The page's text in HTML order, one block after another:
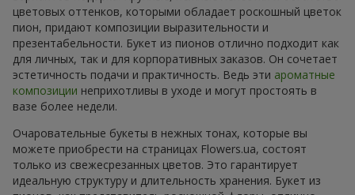
цветовых оттенков, которыми обладает роскошный цветок
пион, придают композиции выразительности и
презентабельности. Букет из пионов отлично подходит как
для личных, так и для корпоративных заказов. Он сочетает
эстетичность подачи и практичность. Ведь эти ароматные
композиции неприхотливы в уходе и могут простоять в
вазе более недели.
Очаровательные букеты в нежных тонах, которые вы
можете приобрести на страницах Flowers.ua, состоят
только из свежесрезанных цветов. Это гарантирует
идеальную структуру и длительность хранения. Букет из